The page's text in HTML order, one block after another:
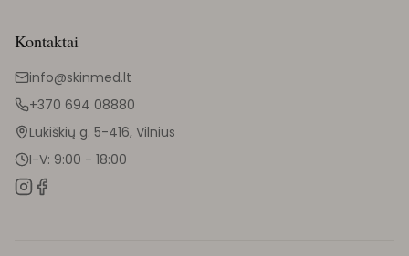
Kontaktai
info@skinmed.lt
+370 694 08880
Lukiškių g. 5-416, Vilnius
I-V: 9:00 - 18:00